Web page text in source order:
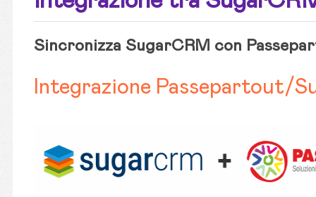
Sincronizza SugarCRM con
Integrazione Passepartout/